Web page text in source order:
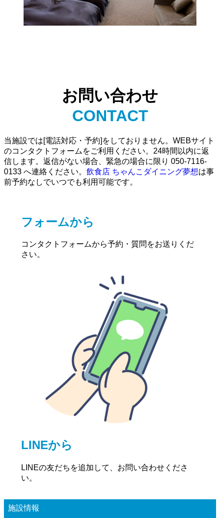
お問い合わせ
CONTACT
当施設では[電話対応・予約]をしておりません。WEBサイト
のコンタクトフォームをご利用ください。24時間以内に返
信します。返信がない場合、緊急の場合に限り 050-7116-
0133 へ連絡ください。 飲食店 ちゃんこダイニング夢想は事
前予約なしでいつでも利用可能です。
フォームから
コンタクトフォームから予約・質問をお送りくだ
さい。
LINEから
LINEの友だちを追加して、お問い合わせくださ
い。
施設情報